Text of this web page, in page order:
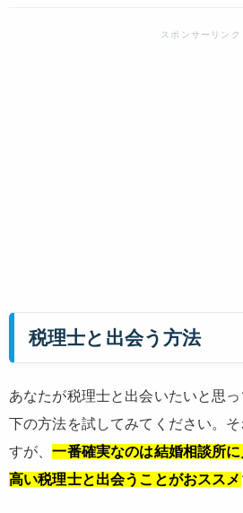
税理士と出会う方法
あなたが税理士と出会いたいと思
下の方法を試してみてください。
すが、一番確実なのは結婚相談所
高い税理士と出会うことがおススメ